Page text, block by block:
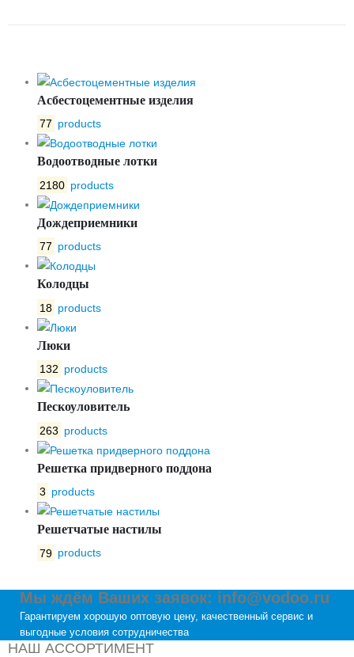
Асбестоцементные изделия
77 products
Водоотводные лотки
2180 products
Дождеприемники
77 products
Колодцы
18 products
Люки
132 products
Пескоуловитель
263 products
Решетка придверного поддона
3 products
Решетчатые настилы
79 products
Мы ждём Ваших заявок: info@vodoo.ru
Гарантируем хорошую оптовую цену, качественный сервис и
выгодные условия сотрудничества
НАШ АССОРТИМЕНТ